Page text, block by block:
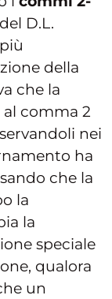
del D.L.
della
che la
comma 2
nei
ha
che la
la
la
speciale
qualora
un